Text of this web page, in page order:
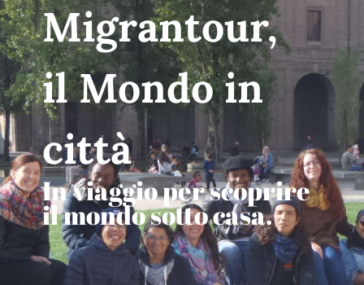
Migrantour,
il Mondo in
città
In viaggio per scoprire
il mondo sotto casa.